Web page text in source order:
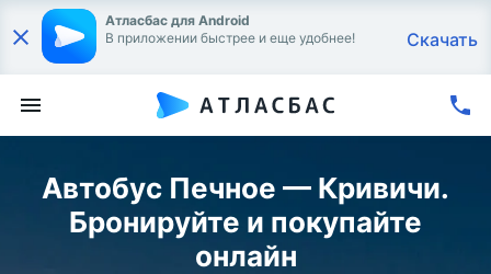
Атласбас для Android
В приложении быстрее и еще удобнее!
Скачать
Автобус Печное — Кривичи.
Бронируйте и покупайте
онлайн